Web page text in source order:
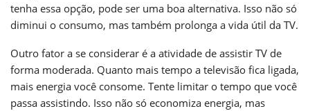
tenha essa opção, pode ser uma boa alternativa. Isso não só
diminui o consumo, mas também prolonga a vida útil da TV.
Outro fator a se considerar é a atividade de assistir TV de
forma moderada. Quanto mais tempo a televisão fica ligada,
mais energia você consome. Tente limitar o tempo que você
passa assistindo. Isso não só economiza energia, mas